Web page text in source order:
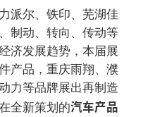
派尔、铁印、芜湖佳
制动、转向、传动等
济发展趋势，本届展
产品，重庆雨翔、濮
力等品牌展出再制造
全新策划的汽车产品